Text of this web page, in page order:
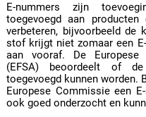
E-nummers zijn
toegevoegd aan
verbeteren, bijvoorbeeld de
stof krijgt niet zomaar een
aan vooraf. De Europese
(EFSA) beoordeelt of
toegevoegd kunnen worden.
Europese Commissie een
ook goed onderzocht en